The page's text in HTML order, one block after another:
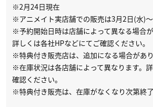
※2月24日現在
※アニメイト実店舗での販売は3月2日(水)～
※予約開始日時は店舗によって異なる場合が
詳しくは各社HPなどにてご確認ください。
※特典付き販売店は、追加になる場合があり
※在庫状況は各店舗によって異なります。
確認ください。
※特典付き販売は、在庫がなくなり次第終了